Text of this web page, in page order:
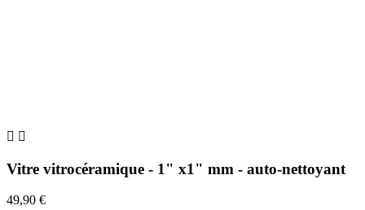
 
Vitre vitrocéramique - 1" x1" mm - auto-nettoyant
49,90 €